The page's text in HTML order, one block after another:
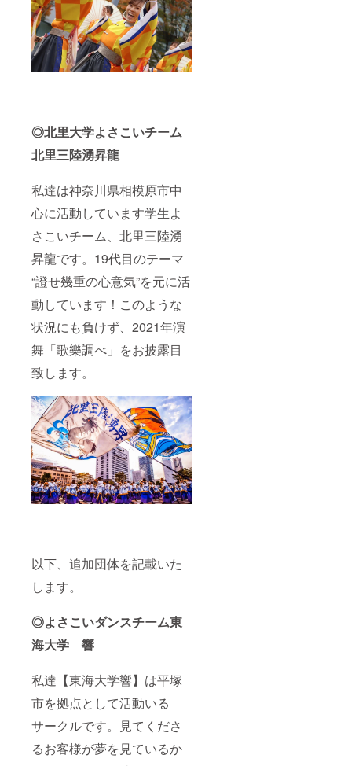
◎北里大学よさこいチーム
北里三陸湧昇龍
私達は神奈川県相模原市中
心に活動しています学生よ
さこいチーム、北里三陸湧
昇龍です。19代目のテーマ
“證せ幾重の心意気”を元に活
動しています！このような
状況にも負けず、2021年演
舞「歌樂調べ」をお披露目
致します。
以下、追加団体を記載いた
します。
◎よさこいダンスチーム東
海大学 響
私達【東海大学響】は平塚
市を拠点として活動いる
サークルです。見てくださ
るお客様が夢を見ているか